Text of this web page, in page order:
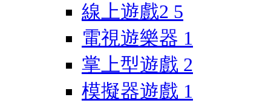
線上遊戲2 5
電視遊樂器 1
掌上型遊戲 2
模擬器遊戲 1